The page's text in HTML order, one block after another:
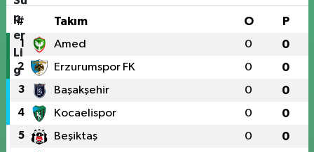
# Takım O P
1 Amed 0 0
2 Erzurumspor FK 0 0
3 Başakşehir 0 0
4 Kocaelispor 0 0
5 Beşiktaş 0 0